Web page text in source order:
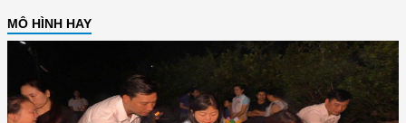
MÔ HÌNH HAY